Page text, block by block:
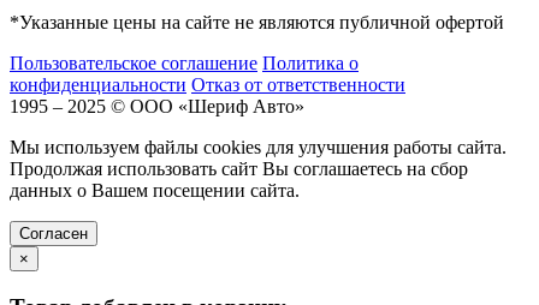
*Указанные цены на сайте не являются публичной офертой
Пользовательское соглашение Политика о
конфиденциальности Отказ от ответственности
1995 – 2025 © ООО «Шериф Авто»
Мы используем файлы cookies для улучшения работы сайта.
Продолжая использовать сайт Вы соглашаетесь на сбор
данных о Вашем посещении сайта.
Cогласен
×